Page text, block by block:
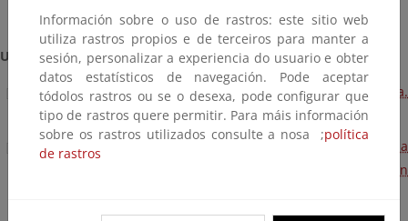
Competencia de los auditores energéticos.
UNE-EN ISO 50001:
UNE-EN ISO 50001:2018 Sistemas de gestión de la energía.
Requisitos con orientación para su uso.
UNE-EN ISO 50001:2018/A1:2024 Sistemas de gestión de la
energía. Requisitos con orientación para su uso. Modificación
Información sobre o uso de rastros: este sitio web
utiliza rastros propios e de terceiros para manter a
sesión, personalizar a experiencia do usuario e obter
datos estatísticos de navegación. Pode aceptar
tódolos rastros ou se o desexa, pode configurar que
tipo de rastros quere permitir. Para máis información
sobre os rastros utilizados consulte a nosa ;política
de rastros